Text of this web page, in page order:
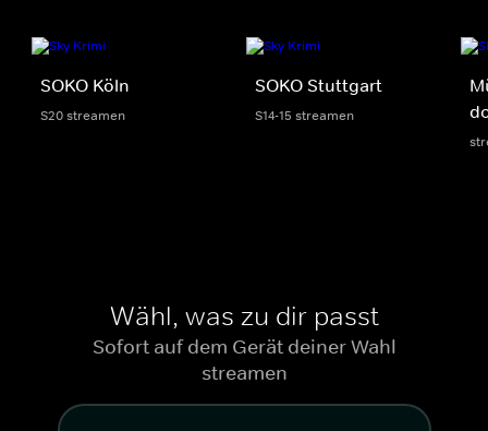
SOKO Köln
S20 streamen
SOKO Stuttgart
S14-15 streamen
Wähl, was zu dir passt
Sofort auf dem Gerät deiner Wahl
streamen